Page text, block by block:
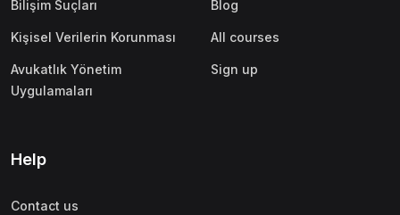
Bilişim Suçları
Kişisel Verilerin Korunması
Avukatlık Yönetim
Uygulamaları
Blog
All courses
Sign up
Help
Contact us